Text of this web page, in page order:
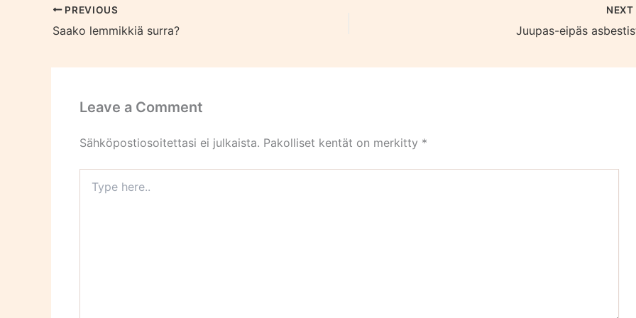
PREVIOUS
Saako lemmikkiä surra?
NEXT
Juupas-eipäs
Leave a Comment
Sähköpostiosoitettasi ei julkaista. Pakolliset kentät on merkitty *
here..